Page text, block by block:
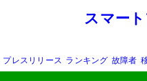
スマー
プレスリリース ランキング 故障者